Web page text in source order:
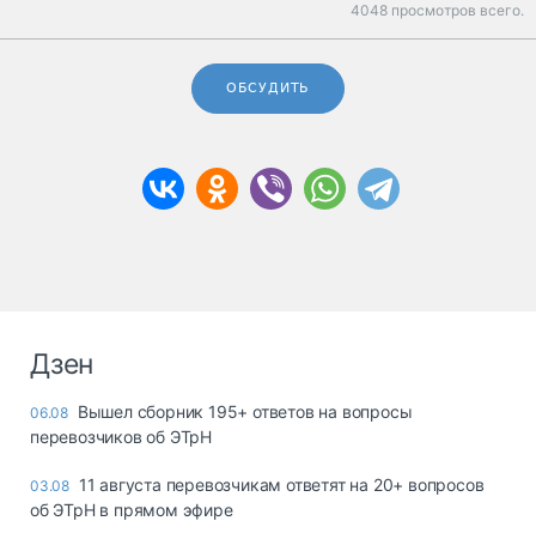
4048 просмотров всего.
ОБСУДИТЬ
Дзен
06.08 Вышел сборник 195+ ответов на вопросы
перевозчиков об ЭТрН
03.08 11 августа перевозчикам ответят на 20+ вопросов
об ЭТрН в прямом эфире